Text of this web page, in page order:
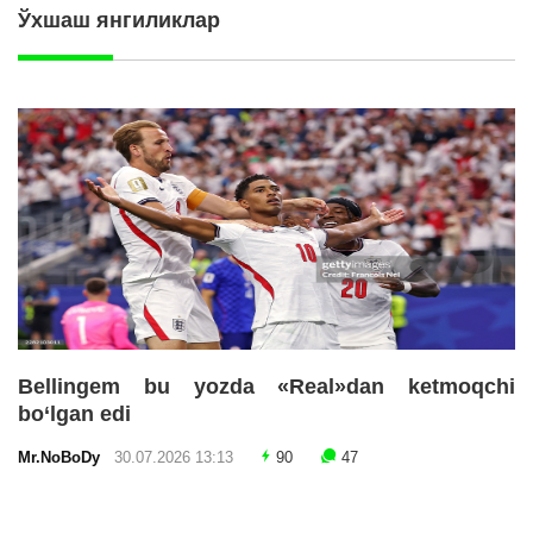
Ўхшаш янгиликлар
Bellingem bu yozda «Real»dan ketmoqchi
bo‘lgan edi
Mr.NoBoDy 30.07.2026 13:13 90 47